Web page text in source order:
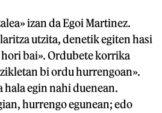
izan da Egoi Martinez.
utzita, denetik egiten hasi
bai». Ordubete korrika
bi ordu hurrengoan».
hala egin nahi duenean.
hurrengo egunean; edo